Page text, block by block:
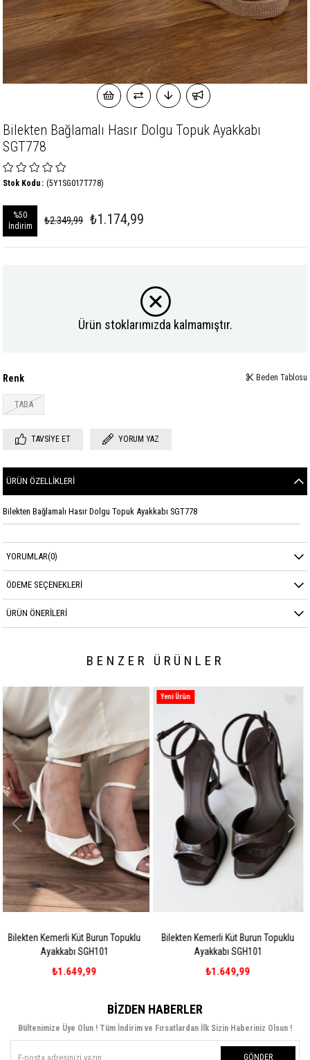
Bilekten Bağlamalı Hasır Dolgu Topuk Ayakkabı
SGT778
(5Y1SG017T778)
Stok Kodu
%50
İndirim
₺2.349,99 ₺1.174,99
Ürün stoklarımızda kalmamıştır.
Renk
TABA
Beden Tablosu
TAVSIYE ET YORUM YAZ
ÜRÜN ÖZELLIKLERI
Bilekten Bağlamalı Hasır Dolgu Topuk Ayakkabı SGT778
YORUMLAR(0)
ÖDEME SEÇENEKLERI
ÜRÜN ÖNERILERI
BENZER ÜRÜNLER
Bilekten Kemerli Küt Burun Topuklu
Ayakkabı SGH101
₺1.649,99
Bilekten Kemerli Küt Burun
Ayakkabı SGH101
₺1.649,99
BIZDEN HABERLER
Bültenimize Üye Olun ! Tüm İndirim ve Fırsatlardan İlk Sizin Haberiniz Olsun !
GÖNDER